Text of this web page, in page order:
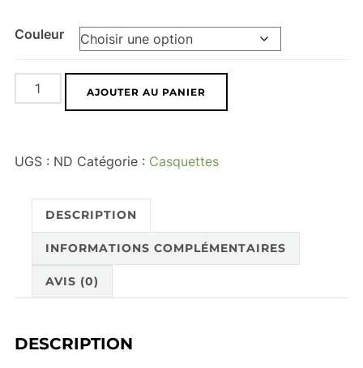
Couleur
quantité
de
C15"
AJOUTER AU PANIER
UGS : ND Catégorie : Casquettes
DESCRIPTION
INFORMATIONS COMPLÉMENTAIRES
AVIS (0)
DESCRIPTION